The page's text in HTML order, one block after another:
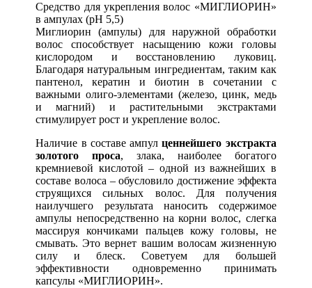
Средство для укрепления волос «МИГЛИОРИН»
в ампулах (рН 5,5)
Миглиорин (ампулы) для наружной обработки
волос способствует насыщению кожи головы
кислородом и восстановлению луковиц.
Благодаря натуральным ингредиентам, таким как
пантенол, кератин и биотин в сочетании с
важными олиго-элементами (железо, цинк, медь
и магний) и растительными экстрактами
стимулирует рост и укрепление волос.
Наличие в составе ампулценнейшего экстракта
золотого проса, злака, наиболее богатого
кремниевой кислотой – одной из важнейших в
составе волоса – обусловило достижение эффекта
струящихся сильных волос. Для получения
наилучшего результата наносить содержимое
ампулы непосредственно на корни волос, слегка
массируя кончиками пальцев кожу головы, не
смывать. Это вернет вашим волосам жизненную
силу и блеск. Советуем для большей
эффективности одновременно принимать
капсулы «МИГЛИОРИН».